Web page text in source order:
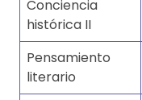
Conciencia
histórica II
Pensamiento
literario